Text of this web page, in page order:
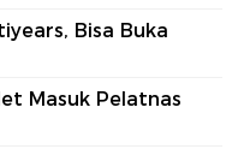
Bisa Buka
Masuk Pelatnas